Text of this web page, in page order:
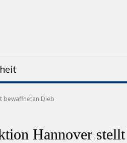
bewaffneten Dieb
Hannover